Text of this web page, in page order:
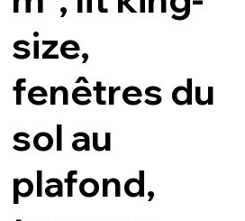
size,
fenêtres du
sol au
plafond,